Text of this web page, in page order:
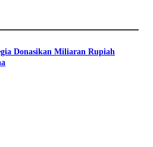
Donasikan Miliaran Rupiah